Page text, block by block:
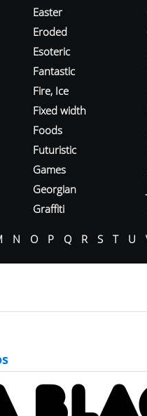
Easter
Eroded
Esoteric
Fantastic
Fire, Ice
Fixed width
Foods
Futuristic
Games
Georgian
Graffiti
N O P Q R S T U